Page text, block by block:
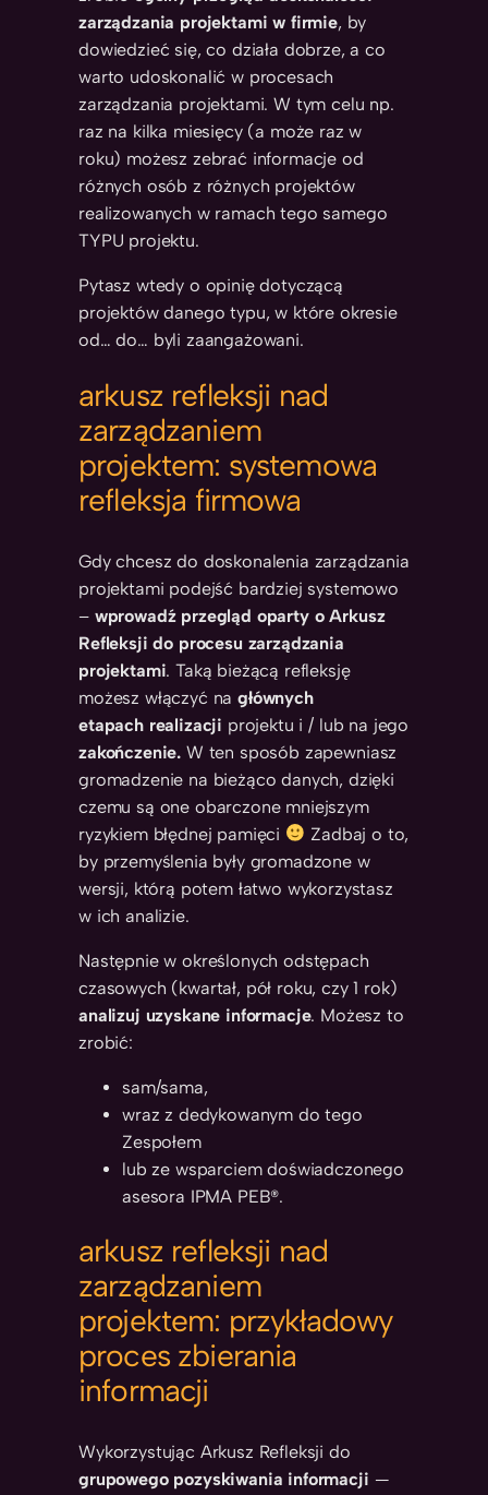
zarządzania projektami w firmie, by
dowiedzieć się, co działa dobrze, a co
warto udoskonalić w procesach
zarządzania projektami. W tym celu np.
raz na kilka miesięcy (a może raz w
roku) możesz zebrać informacje od
różnych osób z różnych projektów
realizowanych w ramach tego samego
TYPU projektu.
Pytasz wtedy o opinię dotyczącą
projektów danego typu, w które okresie
od… do… byli zaangażowani.
arkusz refleksji nad
zarządzaniem
projektem: systemowa
refleksja firmowa
Gdy chcesz do doskonalenia zarządzania
projektami podejść bardziej systemowo
– wprowadź przegląd oparty o Arkusz
Refleksji do procesu zarządzania
projektami. Taką bieżącą refleksję
możesz włączyć nagłównych
etapach realizacji projektu i / lub na jego
zakończenie. W ten sposób zapewniasz
gromadzenie na bieżąco danych, dzięki
czemu są one obarczone mniejszym
ryzykiem błędnej pamięci
Zadbaj o to,
by przemyślenia były gromadzone w
wersji, którą potem łatwo wykorzystasz
w ich analizie.
Następnie w określonych odstępach
czasowych (kwartał, pół roku, czy 1 rok)
analizuj uzyskane informacje. Możesz to
zrobić:
sam/sama,
wraz z dedykowanym do tego
Zespołem
lub ze wsparciem doświadczonego
asesora IPMA PEB®.
arkusz refleksji nad
zarządzaniem
projektem: przykładowy
proces zbierania
informacji
Wykorzystując Arkusz Refleksji do
grupowego pozyskiwania informacji —